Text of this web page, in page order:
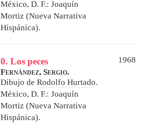
México, D. F.: Joaquín
Mortiz (Nueva Narrativa
Hispánica).
0. Los peces
1968
Fernández, Sergio.
Dibujo de Rodolfo Hurtado.
México, D. F.: Joaquín
Mortiz (Nueva Narrativa
Hispánica).